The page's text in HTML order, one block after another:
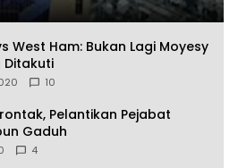
West Ham: Bukan Lagi Moyesy
Ditakuti
10
Pelantikan Pejabat
Gaduh
4